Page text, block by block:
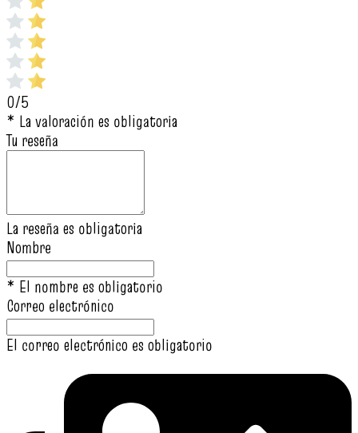
0/5
* La valoración es obligatoria
Tu reseña
La reseña es obligatoria
Nombre
* El nombre es obligatorio
Correo electrónico
El correo electrónico es obligatorio